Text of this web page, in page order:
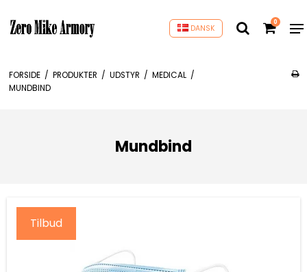
DANSK
0
FORSIDE / PRODUKTER / UDSTYR / MEDICAL /
MUNDBIND
Mundbind
Tilbud